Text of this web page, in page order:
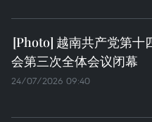
越南共产党第十
会第三次全体会议闭幕
24/07/2026 09:40